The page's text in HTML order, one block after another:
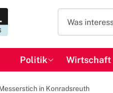
Politik Wirtschaft
in Konradsreuth